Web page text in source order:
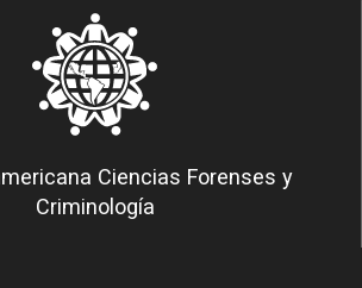
Ciencias Forenses y
Criminología